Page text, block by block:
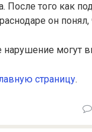
После того как
он понял,
нарушение могут
страницу.